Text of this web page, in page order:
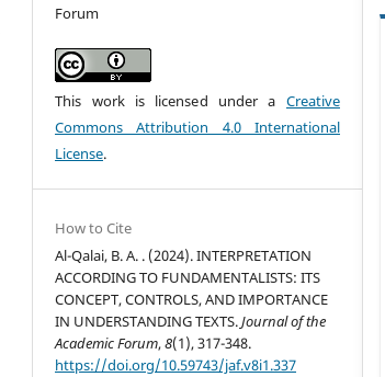
Forum
This work is licensed under a Creative
Commons Attribution 4.0 International
License.
How to Cite
Al-Qalai, B. A. . (2024). INTERPRETATION
ACCORDING TO FUNDAMENTALISTS: ITS
CONCEPT, CONTROLS, AND IMPORTANCE
IN UNDERSTANDING TEXTS.Journal of the
Academic Forum,8(1), 317-348.
https://doi.org/10.59743/jaf.v8i1.337